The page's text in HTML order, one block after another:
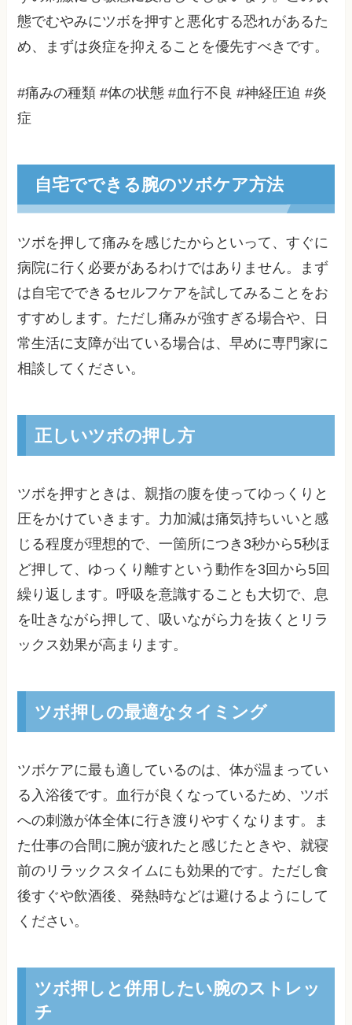
態でむやみにツボを押すと悪化する恐れがあるた
め、まずは炎症を抑えることを優先すべきです。
#痛みの種類 #体の状態 #血行不良 #神経圧迫 #炎
症
自宅でできる腕のツボケア方法
ツボを押して痛みを感じたからといって、すぐに
病院に行く必要があるわけではありません。まず
は自宅でできるセルフケアを試してみることをお
すすめします。ただし痛みが強すぎる場合や、日
常生活に支障が出ている場合は、早めに専門家に
相談してください。
正しいツボの押し方
ツボを押すときは、親指の腹を使ってゆっくりと
圧をかけていきます。力加減は痛気持ちいいと感
じる程度が理想的で、一箇所につき3秒から5秒ほ
ど押して、ゆっくり離すという動作を3回から5回
繰り返します。呼吸を意識することも大切で、息
を吐きながら押して、吸いながら力を抜くとリラ
ックス効果が高まります。
ツボ押しの最適なタイミング
ツボケアに最も適しているのは、体が温まってい
る入浴後です。血行が良くなっているため、ツボ
への刺激が体全体に行き渡りやすくなります。ま
た仕事の合間に腕が疲れたと感じたときや、就寝
前のリラックスタイムにも効果的です。ただし食
後すぐや飲酒後、発熱時などは避けるようにして
ください。
ツボ押しと併用したい腕のストレッ
チ